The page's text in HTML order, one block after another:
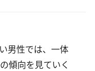
男性では、一体
傾向を見ていく